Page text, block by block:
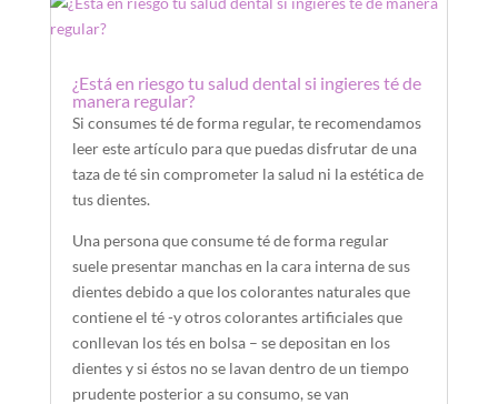
¿Está en riesgo tu salud dental si ingieres té de
manera regular?
Si consumes té de forma regular, te recomendamos
leer este artículo para que puedas disfrutar de una
taza de té sin comprometer la salud ni la estética de
tus dientes.
Una persona que consume té de forma regular
suele presentar manchas en la cara interna de sus
dientes debido a que los colorantes naturales que
contiene el té -y otros colorantes artificiales que
conllevan los tés en bolsa – se depositan en los
dientes y si éstos no se lavan dentro de un tiempo
prudente posterior a su consumo, se van